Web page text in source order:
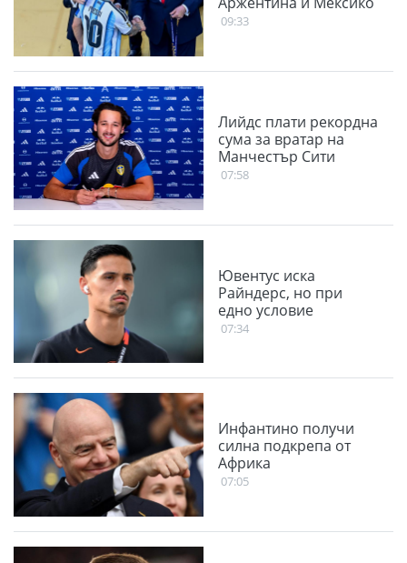
09:33
Лийдс плати рекордна
сума за вратар на
Манчестър Сити
07:58
Ювентус иска
Райндерс, но при
едно условие
07:34
Инфантино получи
силна подкрепа от
Африка
07:05